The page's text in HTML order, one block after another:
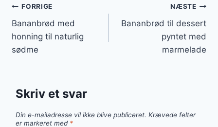
Indlægsnavigation
FORRIGE
Bananbrød med
honning til naturlig
sødme
NÆSTE
Bananbrød til dessert
pyntet med
marmelade
Skriv et svar
Din e-mailadresse vil ikke blive publiceret. Krævede felter
er markeret med *